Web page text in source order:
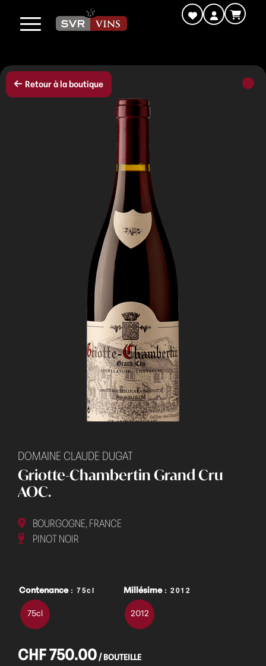
Retour à la boutique
DOMAINE CLAUDE DUGAT
Griotte-Chambertin Grand Cru
AOC.
BOURGOGNE, FRANCE
PINOT NOIR
Contenance : 75cl
75cl
Millésime : 2012
2012
CHF750.00